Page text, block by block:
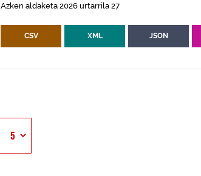
Azken aldaketa 2026 urtarrila 27
CSV XML JSON